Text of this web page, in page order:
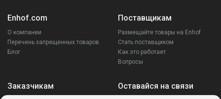
Enhof.com
О компании
Перечень запрещенных товаров
Блог
Поставщикам
Размещайте товары на Enhof
Стать поставщиком
Как это работает
Вопросы
Заказчикам Оставайся на связи